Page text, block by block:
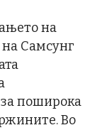
на
Самсунг
за поширока
Во